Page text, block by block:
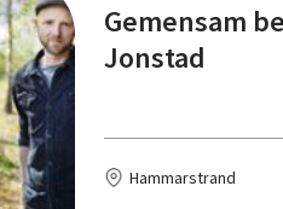
Gemensam
Jonstad
Hammarstrand